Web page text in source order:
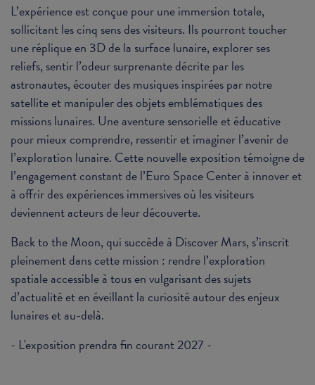
L’expérience est conçue pour une immersion totale,
sollicitant les cinq sens des visiteurs. Ils pourront toucher
une réplique en 3D de la surface lunaire, explorer ses
reliefs, sentir l’odeur surprenante décrite par les
astronautes, écouter des musiques inspirées par notre
satellite et manipuler des objets emblématiques des
missions lunaires. Une aventure sensorielle et éducative
pour mieux comprendre, ressentir et imaginer l’avenir de
l’exploration lunaire. Cette nouvelle exposition témoigne de
l’engagement constant de l’Euro Space Center à innover et
à offrir des expériences immersives où les visiteurs
deviennent acteurs de leur découverte.
Back to the Moon, qui succède à Discover Mars, s’inscrit
pleinement dans cette mission : rendre l’exploration
spatiale accessible à tous en vulgarisant des sujets
d’actualité et en éveillant la curiosité autour des enjeux
lunaires et au-delà.
- L'exposition prendra fin courant 2027 -